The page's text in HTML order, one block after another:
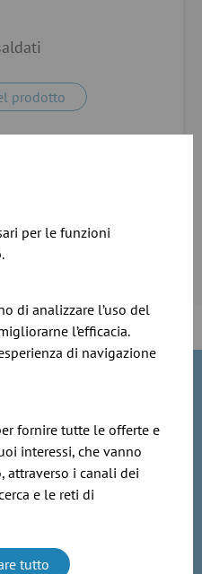
per le funzioni
di analizzare l’uso del
l’efficacia.
di navigazione
fornire tutte le offerte e
interessi, che vanno
i canali dei
e le reti di
tutto
prodotto
prodotti? I
saranno felici